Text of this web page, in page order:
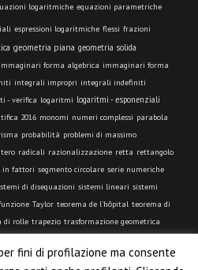
logaritmiche equazioni parametriche
espressioni logaritmiche flessi frazioni
geometria piana geometria solida
immaginari forma algebrica immaginari forma
integrali impropri integrali indefiniti
- verifica logaritmi logaritmi - esponenziali
2016 monomi numeri complessi parabola
probabilità problemi di massimo
radicali razionalizzazione retta rettangolo
in fattori segmento circolare serie numeriche
di disequazioni sistemi lineari sistemi
Taylor teorema de l'hôpital teorema di
di rolle trapezio trasformazione geometrica
fini di profilazione ma consente